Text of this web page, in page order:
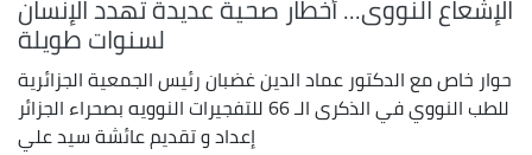
الإشعاع النووى... أخطار صحية عديدة تهدد الإنسان
لسنوات طويلة
حوار خاص مع الدكتور عماد الدين غضبان رئيس الجمعية الجزائرية
للطب النووي في الذكرى الـ 66 للتفجيرات النوويه بصحراء الجزائر
إعداد و تقدیم عائشة سيد علي